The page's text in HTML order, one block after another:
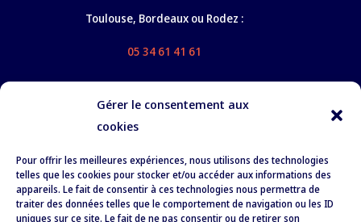
Gérer le consentement aux
cookies
Pour offrir les meilleures expériences, nous utilisons des technologies
telles que les cookies pour stocker et/ou accéder aux informations des
appareils. Le fait de consentir à ces technologies nous permettra de
traiter des données telles que le comportement de navigation ou les ID
uniques sur ce site. Le fait de ne pas consentir ou de retirer son
Toulouse, Bordeaux ou Rodez :
05 34 61 41 61
À propos
Formation